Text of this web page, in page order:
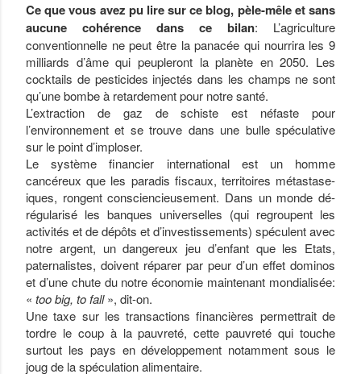
Ce que vous avez pu lire sur ce blog, pèle-mêle et sans
aucune cohérence dans ce bilan: L’agriculture
conventionnelle ne peut être la panacée qui nourrira les 9
milliards d’âme qui peupleront la planète en 2050. Les
cocktails de pesticides injectés dans les champs ne sont
qu’une bombe à retardement pour notre santé.
L’extraction de gaz de schiste est néfaste pour
l’environnement et se trouve dans une bulle spéculative
sur le point d’imploser.
Le système financier international est un homme
cancéreux que les paradis fiscaux, territoires métastase-
iques, rongent consciencieusement. Dans un monde dé-
régularisé les banques universelles (qui regroupent les
activités et de dépôts et d’investissements) spéculent avec
notre argent, un dangereux jeu d’enfant que les Etats,
paternalistes, doivent réparer par peur d’un effet dominos
et d’une chute du notre économie maintenant mondialisée:
« too big, to fall», dit-on.
Une taxe sur les transactions financières permettrait de
tordre le coup à la pauvreté, cette pauvreté qui touche
surtout les pays en développement notamment sous le
joug de la spéculation alimentaire.